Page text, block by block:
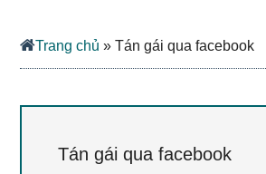
Trang chủ »Tán gái qua facebook
Tán gái qua facebook